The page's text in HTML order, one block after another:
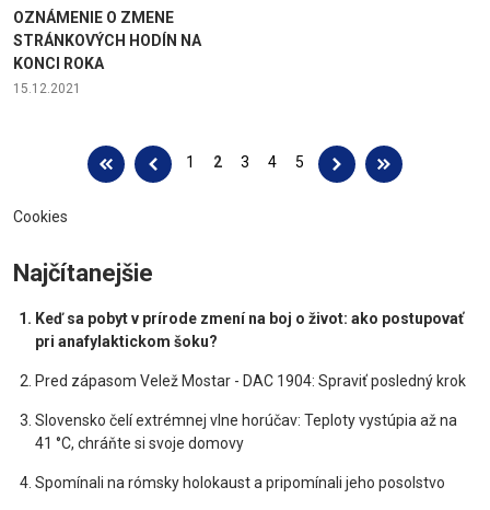
OZNÁMENIE O ZMENE
STRÁNKOVÝCH HODÍN NA
KONCI ROKA
15.12.2021
Stránky 1 2 3 4 5
Cookies
Najčítanejšie
Keď sa pobyt v prírode zmení na boj o život: ako postupovať
pri anafylaktickom šoku?
Pred zápasom Velež Mostar - DAC 1904: Spraviť posledný krok
Slovensko čelí extrémnej vlne horúčav: Teploty vystúpia až na
41 °C, chráňte si svoje domovy
Spomínali na rómsky holokaust a pripomínali jeho posolstvo